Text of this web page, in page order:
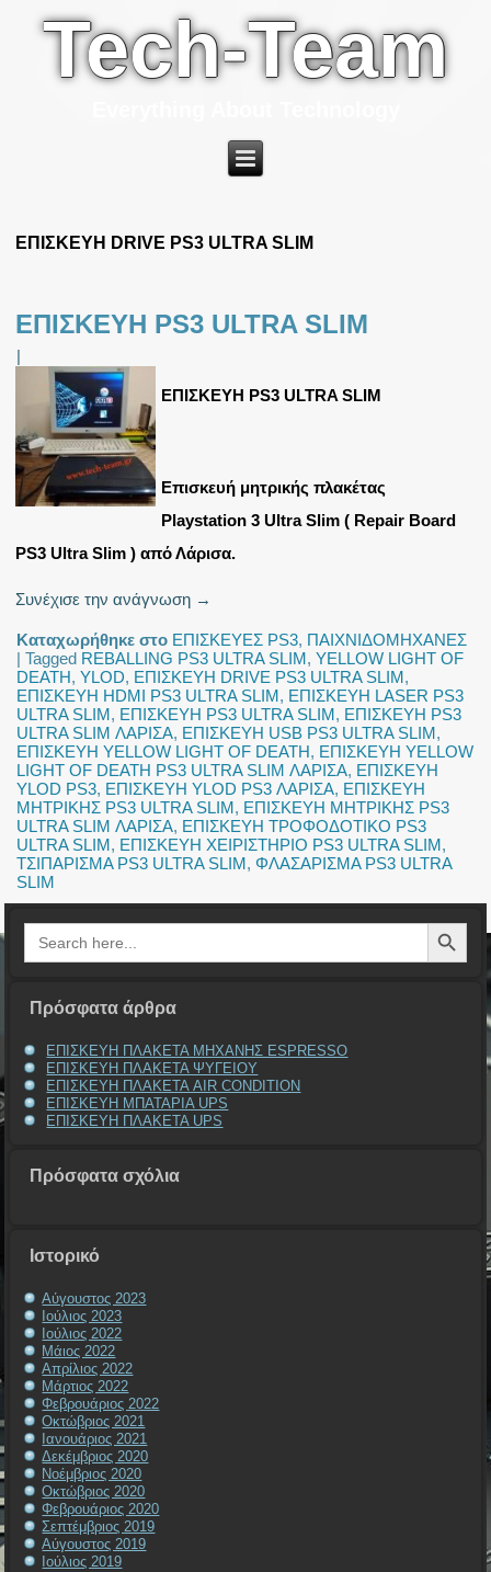
Tech-Team
ΕΠΙΣΚΕΥΗ DRIVE PS3 ULTRA SLIM
ΕΠΙΣΚΕΥΗ PS3 ULTRA SLIM
|
ΕΠΙΣΚΕΥΗ PS3 ULTRA SLIM
Επισκευή μητρικής πλακέτας
Playstation 3 Ultra Slim ( Repair Board
PS3 Ultra Slim ) από Λάρισα.
Συνέχισε την ανάγνωση →
Καταχωρήθηκε στο ΕΠΙΣΚΕΥΕΣ PS3, ΠΑΙΧΝΙΔΟΜΗΧΑΝΕΣ
|Tagged REBALLING PS3 ULTRA SLIM,YELLOW LIGHT OF
DEATH,YLOD, ΕΠΙΣΚΕΥΗ DRIVE PS3 ULTRA SLIM,
ΕΠΙΣΚΕΥΗ HDMI PS3 ULTRA SLIM, ΕΠΙΣΚΕΥΗ LASER PS3
ULTRA SLIM, ΕΠΙΣΚΕΥΗ PS3 ULTRA SLIM, ΕΠΙΣΚΕΥΗ PS3
ULTRA SLIM ΛΑΡΙΣΑ, ΕΠΙΣΚΕΥΗ USB PS3 ULTRA SLIM,
ΕΠΙΣΚΕΥΗ YELLOW LIGHT OF DEATH, ΕΠΙΣΚΕΥΗ YELLOW
LIGHT OF DEATH PS3 ULTRA SLIM ΛΑΡΙΣΑ, ΕΠΙΣΚΕΥΗ
YLOD PS3, ΕΠΙΣΚΕΥΗ YLOD PS3 ΛΑΡΙΣΑ, ΕΠΙΣΚΕΥΗ
ΜΗΤΡΙΚΗΣ PS3 ULTRA SLIM, ΕΠΙΣΚΕΥΗ ΜΗΤΡΙΚΗΣ PS3
ULTRA SLIM ΛΑΡΙΣΑ, ΕΠΙΣΚΕΥΗ ΤΡΟΦΟΔΟΤΙΚΟ PS3
ULTRA SLIM, ΕΠΙΣΚΕΥΗ ΧΕΙΡΙΣΤΗΡΙΟ PS3 ULTRA SLIM,
ΤΣΙΠΑΡΙΣΜΑ PS3 ULTRA SLIM,ΦΛΑΣΑΡΙΣΜΑ PS3 ULTRA
SLIM
Search
for:
Search Button
Πρόσφατα άρθρα
ΕΠΙΣΚΕΥΗ ΠΛΑΚΕΤΑ ΜΗΧΑΝΗΣ ESPRESSO
ΕΠΙΣΚΕΥΗ ΠΛΑΚΕΤΑ ΨΥΓΕΙΟΥ
ΕΠΙΣΚΕΥΗ ΠΛΑΚΕΤΑ AIR CONDITION
ΕΠΙΣΚΕΥΗ ΜΠΑΤΑΡΙΑ UPS
ΕΠΙΣΚΕΥΗ ΠΛΑΚΕΤΑ UPS
Πρόσφατα σχόλια
Ιστορικό
Αύγουστος 2023
Ιούλιος 2023
Ιούλιος 2022
Μάιος 2022
Απρίλιος 2022
Μάρτιος 2022
Φεβρουάριος 2022
Οκτώβριος 2021
Ιανουάριος 2021
Δεκέμβριος 2020
Νοέμβριος 2020
Οκτώβριος 2020
Φεβρουάριος 2020
Σεπτέμβριος 2019
Αύγουστος 2019
Ιούλιος 2019